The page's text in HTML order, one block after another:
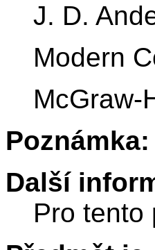
J. D.
Modern
McGraw-
Poznámka:
Další
Pro tento